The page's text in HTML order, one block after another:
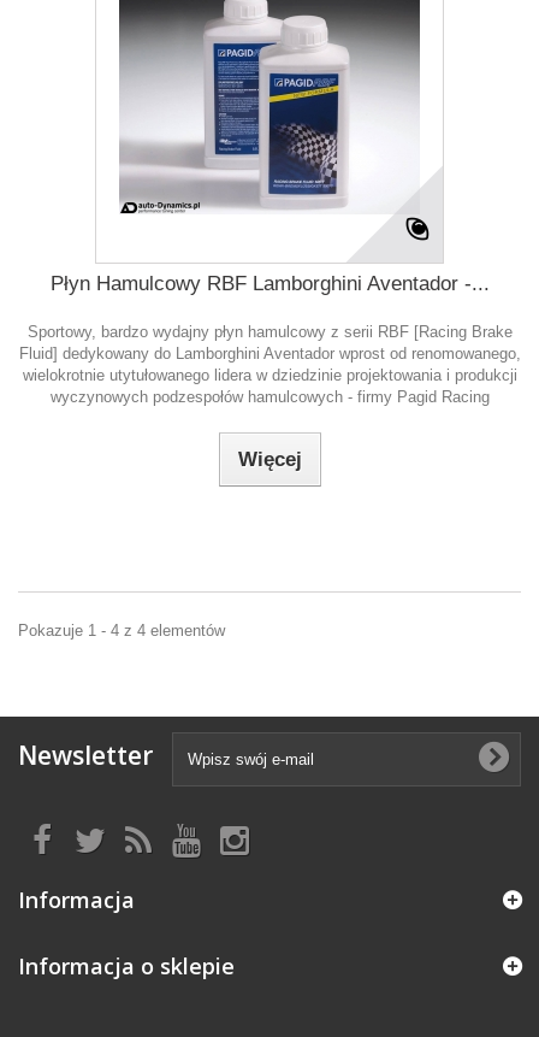
Płyn Hamulcowy RBF Lamborghini Aventador -...
Sportowy, bardzo wydajny płyn hamulcowy z serii RBF [Racing Brake
Fluid] dedykowany do Lamborghini Aventador wprost od renomowanego,
wielokrotnie utytułowanego lidera w dziedzinie projektowania i produkcji
wyczynowych podzespołów hamulcowych - firmy Pagid Racing
Więcej
Pokazuje 1 - 4 z 4 elementów
Newsletter
Informacja
Informacja o sklepie